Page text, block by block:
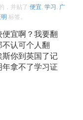
，并贴了 便宜 学习 广
标签。
宜啊？我要翻
认可个人翻
你到英国了记
拿不了学习证